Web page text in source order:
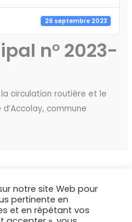
26 septembre 2023
n° 2023-
circulation routière et le
commune
notre site Web pour
pertinente en
et en répétant vos